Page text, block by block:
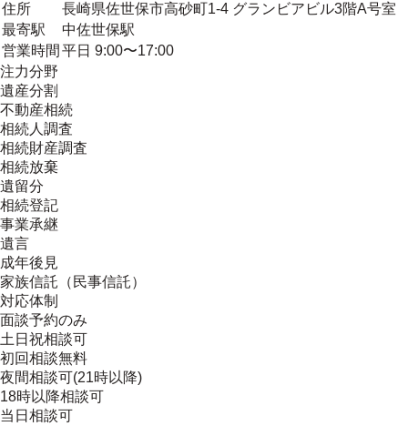
住所
長崎県佐世保市高砂町1-4 グランビアビル3階A号室
最寄駅
中佐世保駅
営業時間 平日 9:00〜17:00
注力分野
遺産分割
不動産相続
相続人調査
相続財産調査
相続放棄
遺留分
相続登記
事業承継
遺言
成年後見
家族信託（民事信託）
対応体制
面談予約のみ
土日祝相談可
初回相談無料
夜間相談可(21時以降)
18時以降相談可
当日相談可